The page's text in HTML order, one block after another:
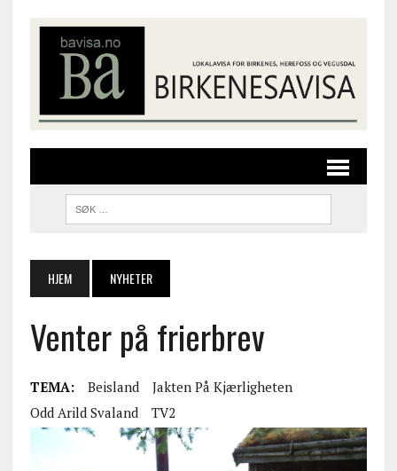
HJEM NYHETER
Venter på frierbrev
TEMA: Beisland
Jakten På Kjærligheten
Odd Arild Svaland
TV2